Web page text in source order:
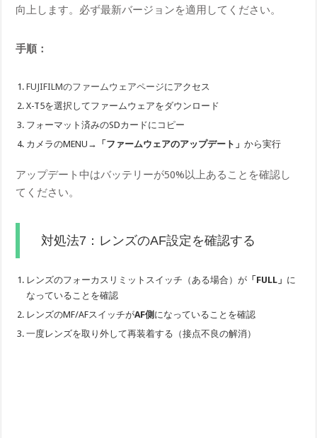
向上します。必ず最新バージョンを適用してください。
手順：
FUJIFILMのファームウェアページにアクセス
X-T5を選択してファームウェアをダウンロード
フォーマット済みのSDカードにコピー
カメラのMENU→ 「ファームウェアのアップデート」から実行
アップデート中はバッテリーが50%以上あることを確認し
てください。
対処法7：レンズのAF設定を確認する
レンズのフォーカスリミットスイッチ（ある場合）が 「FULL」 に
なっていることを確認
レンズのMF/AFスイッチがAF側になっていることを確認
一度レンズを取り外して再装着する（接点不良の解消）